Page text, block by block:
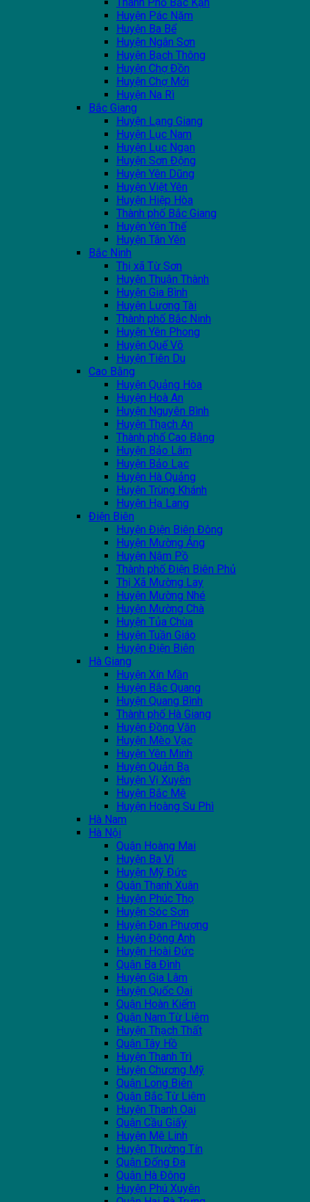
Huyện Pác Nặm
Huyện Ba Bể
Huyện Ngân Sơn
Huyện Bạch Thông
Huyện Chợ Đồn
Huyện Chợ Mới
Huyện Na Rì
Bắc Giang
Huyện Lạng Giang
Huyện Lục Nam
Huyện Lục Ngạn
Huyện Sơn Động
Huyện Yên Dũng
Huyện Việt Yên
Huyện Hiệp Hòa
Thành phố Bắc Giang
Huyện Yên Thế
Huyện Tân Yên
Bắc Ninh
Thị xã Từ Sơn
Huyện Thuận Thành
Huyện Gia Bình
Huyện Lương Tài
Thành phố Bắc Ninh
Huyện Yên Phong
Huyện Quế Võ
Huyện Tiên Du
Cao Bằng
Huyện Quảng Hòa
Huyện Hoà An
Huyện Nguyên Bình
Huyện Thạch An
Thành phố Cao Bằng
Huyện Bảo Lâm
Huyện Bảo Lạc
Huyện Hà Quảng
Huyện Trùng Khánh
Huyện Hạ Lang
Điện Biên
Huyện Điện Biên Đông
Huyện Mường Ảng
Huyện Nậm Pồ
Thành phố Điện Biên Phủ
Thị Xã Mường Lay
Huyện Mường Nhé
Huyện Mường Chà
Huyện Tủa Chùa
Huyện Tuần Giáo
Huyện Điện Biên
Hà Giang
Huyện Xín Mần
Huyện Bắc Quang
Huyện Quang Bình
Thành phố Hà Giang
Huyện Đồng Văn
Huyện Mèo Vạc
Huyện Yên Minh
Huyện Quản Bạ
Huyện Vị Xuyên
Huyện Bắc Mê
Huyện Hoàng Su Phì
Hà Nam
Hà Nội
Quận Hoàng Mai
Huyện Ba Vì
Huyện Mỹ Đức
Quận Thanh Xuân
Huyện Phúc Thọ
Huyện Sóc Sơn
Huyện Đan Phượng
Huyện Đông Anh
Huyện Hoài Đức
Quận Ba Đình
Huyện Gia Lâm
Huyện Quốc Oai
Quận Hoàn Kiếm
Quận Nam Từ Liêm
Huyện Thạch Thất
Quận Tây Hồ
Huyện Thanh Trì
Huyện Chương Mỹ
Quận Long Biên
Quận Bắc Từ Liêm
Huyện Thanh Oai
Quận Cầu Giấy
Huyện Mê Linh
Huyện Thường Tín
Quận Đống Đa
Quận Hà Đông
Huyện Phú Xuyên